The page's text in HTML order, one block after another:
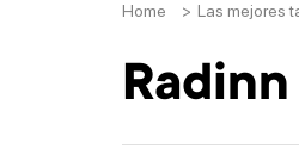
Home > Las mejores